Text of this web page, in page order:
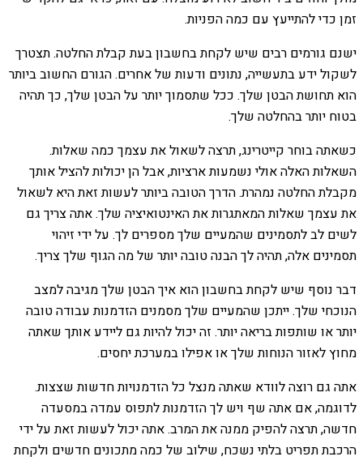
זמן כדי להתייעץ עם כמה הפניות.
ישנם גורמים רבים שיש לקחת בחשבון בעת ​​קבלת החלטה. תצטרך
לשקול ידע בתעשייה, נתונים ודעות של אחרים. הגורם החשוב ביותר
הוא תחושת הבטן שלך. ככל שתסמוך יותר על הבטן שלך, כך תהיה
בטוח יותר בהחלטה שלך.
כשאתה בוחר קייטרינג, תרצה לשאול את עצמך כמה שאלות.
השאלות האלה אולי נשמעות ארציות, אבל הן יכולות להציל אותך
מקבלת החלטה נמהרת. הדרך הטובה ביותר לעשות זאת היא לשאול
את עצמך שאלות המאתגרות את האינטואיציה שלך. אתה צריך גם
לשים לב לתסמינים שהמעיים שלך מספרים לך. על ידי זיהוי
תסמינים אלה, תהיה לך הבנה טובה יותר של מה הגוף שלך צריך.
דבר נוסף שיש לקחת בחשבון הוא איך הבטן שלך מגיבה למצב
הנוכחי שלך. ייתכן שהמעיים שלך מסמנים הזדמנות עבודה טובה
יותר או שותפות בריאה יותר. זה יכול להיות גם ליידע אותך שאתה
מחוץ לאזור הנוחות שלך או אפילו במערכת יחסים.
אתה גם רוצה לוודא שאתה מנצל כל הזדמנויות חדשות שצצות.
לדוגמה, אם אתה שף ויש לך הזדמנות לתפוס עמדה במסעדה
חדשה, תרצה להפיק ממנה את המרב. אתה יכול לעשות זאת על ידי
הרכבת תפריט בלתי נשכח, שילוב של כמה מתכונים חדשים ולקחת